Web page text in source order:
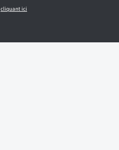
cliquant ici